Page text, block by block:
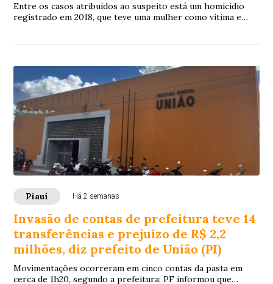
Entre os casos atribuídos ao suspeito está um homicídio
registrado em 2018, que teve uma mulher como vítima e
Piauí Há 2 semanas
Invasão de contas de prefeitura teve 14
transferências e prejuízo de R$ 2,2
milhões, diz prefeito de União (PI)
Movimentações ocorreram em cinco contas da pasta em
cerca de 1h20, segundo a prefeitura; PF informou que